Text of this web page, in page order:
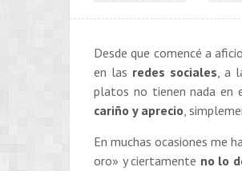
Desde que comencé a
en las redes sociales, a
platos no tienen nada en
cariño y aprecio,
En muchas ocasiones me
oro» y ciertamente no lo